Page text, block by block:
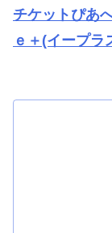
チケットぴあ
ｅ＋(イープラ